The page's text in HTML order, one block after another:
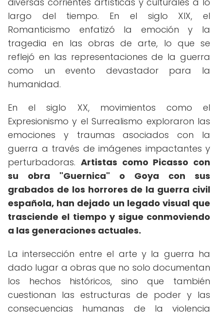
largo del tiempo. En el siglo XIX, el
Romanticismo enfatizó la emoción y la
tragedia en las obras de arte, lo que se
reflejó en las representaciones de la guerra
como un evento devastador para la
humanidad.
En el siglo XX, movimientos como el
Expresionismo y el Surrealismo exploraron las
emociones y traumas asociados con la
guerra a través de imágenes impactantes y
perturbadoras. Artistas como Picasso con
su obra "Guernica" o Goya con sus
grabados de los horrores de la guerra civil
española, han dejado un legado visual que
trasciende el tiempo y sigue conmoviendo
a las generaciones actuales.
La intersección entre el arte y la guerra ha
dado lugar a obras que no solo documentan
los hechos históricos, sino que también
cuestionan las estructuras de poder y las
consecuencias humanas de la violencia